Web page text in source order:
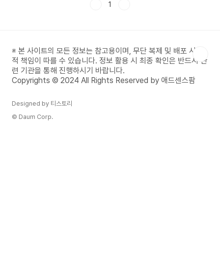
있는 좋은 방법이 됩니다. 그러나 문자로 전하는 위
적이지 않으면서도 상대방의 슬픔을 공감하는 진정
성 있는 문구를 선택하는 것이 중요합니다. 이번 글
에서는 상황별로 사용할 수 있는 다양한 조의 위로
문자 문구를..
1
※ 본 사이트의 모든 정보는 참고용이며, 무단 복제 및 배포 시 법
적 책임이 따를 수 있습니다. 정보 활용 시 최종 확인은 반드시 관
련 기관을 통해 진행하시기 바랍니다.
Copyrights © 2024 All Rights Reserved by 애드센스팜
Designed by 티스토리
© Daum Corp.